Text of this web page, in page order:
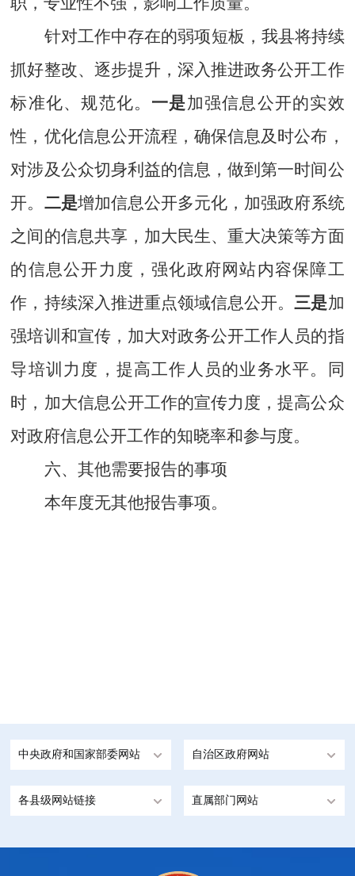
针对工作中存在的弱项短板，我县将持续
抓好整改、逐步提升，深入推进政务公开工作
标准化、规范化。 一是加强信息公开的实效
性，优化信息公开流程，确保信息及时公布，
对涉及公众切身利益的信息，做到第一时间公
开。 二是增加信息公开多元化，加强政府系统
之间的信息共享，加大民生、重大决策等方面
的信息公开力度，强化政府网站内容保障工
作，持续深入推进重点领域信息公开。三是加
强培训和宣传，加大对政务公开工作人员的指
导培训力度，提高工作人员的业务水平。同
时，加大信息公开工作的宣传力度，提高公众
对政府信息公开工作的知晓率和参与度。
六、其他需要报告的事项
本年度无其他报告事项。
中央政府和国家部委网站 自治区政府网站
各县级网站链接 直属部门网站